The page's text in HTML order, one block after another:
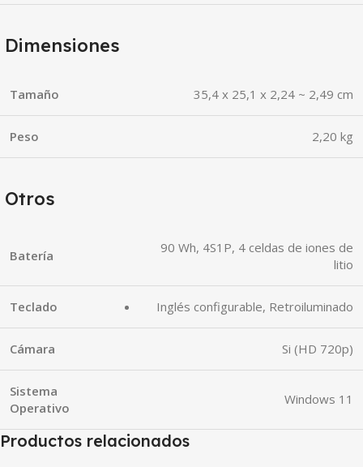
Dimensiones
Tamaño 35,4 x 25,1 x 2,24 ~ 2,49 cm
Peso 2,20 kg
Otros
Batería
90 Wh, 4S1P, 4 celdas de iones de
litio
Teclado Inglés configurable, Retroiluminado
Cámara Si (HD 720p)
Sistema
Operativo
Windows 11
Productos relacionados